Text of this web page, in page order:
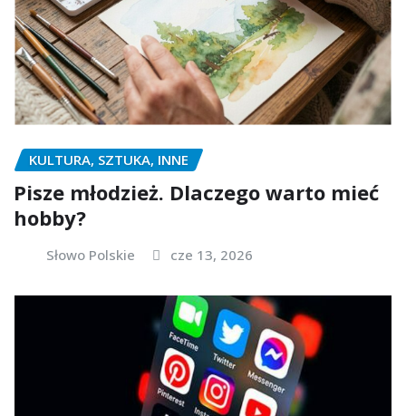
KULTURA, SZTUKA, INNE
Pisze młodzież. Dlaczego warto mieć
hobby?
Słowo Polskie cze 13, 2026